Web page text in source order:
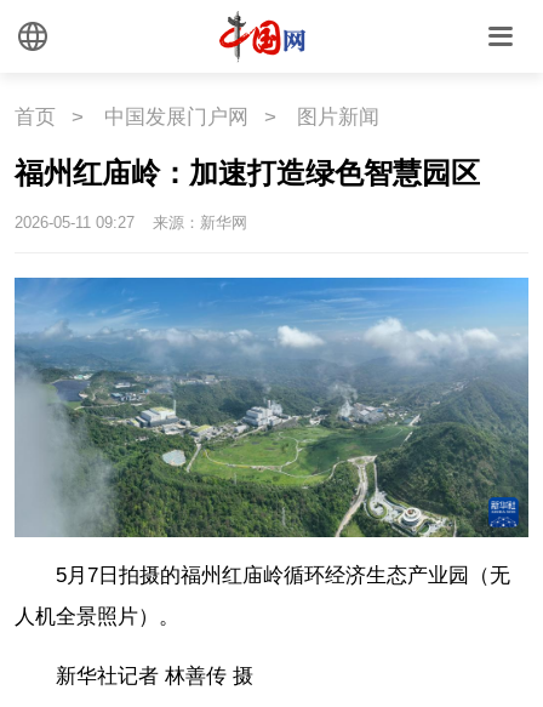
中国关键词
文化
文化 文创 艺术
悦读 民藏 中医
中国瓷
国情 助残 一带一路
海洋 草原 湾区
首页 > 中国发展门户网 > 图片新闻
福州红庙岭：加速打造绿色智慧园区
2026-05-11 09:27 来源：新华网
5月7日拍摄的福州红庙岭循环经济生态产业园（无
人机全景照片）。
新华社记者 林善传 摄